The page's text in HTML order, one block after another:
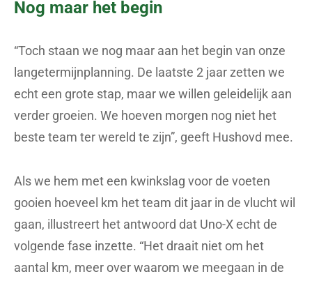
Nog maar het begin
“Toch staan we nog maar aan het begin van onze
langetermijnplanning. De laatste 2 jaar zetten we
echt een grote stap, maar we willen geleidelijk aan
verder groeien. We hoeven morgen nog niet het
beste team ter wereld te zijn”, geeft Hushovd mee.
Als we hem met een kwinkslag voor de voeten
gooien hoeveel km het team dit jaar in de vlucht wil
gaan, illustreert het antwoord dat Uno-X echt de
volgende fase inzette. “Het draait niet om het
aantal km, meer over waarom we meegaan in de